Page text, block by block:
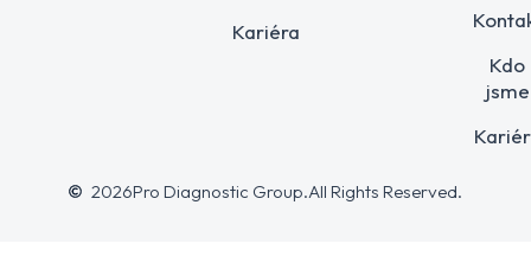
Kariéra
Kdo
jsme
2026Pro Diagnostic Group.All Rights Reserved.